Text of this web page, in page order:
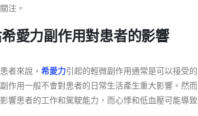
注。
愛力副作用對患者的影響
者來說， 希愛力引起的輕微副作用通常是可以接受
作用一般不會對患者的日常生活產生重大影響。然
響患者的工作和駕駛能力，而心悸和低血壓可能導